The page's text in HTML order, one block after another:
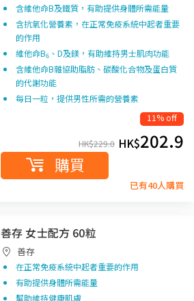
含維他命B及鐵質，有助提供身體所需能量
含抗氧化營養素，在正常免疫系統中起者重要
的作用
維他命B6 、D及鎂，有助維持男士肌肉功能
含維他命B雜協助脂肪、碳酸化合物及蛋白質
的代謝功能
每日一粒，提供男性所需的營養素
11% off
HK$229.0 HK$202.9
購買
已有40人購買
善存 女士配方 60粒
善存
在正常免疫系統中起者重要的作用
有助提供身體所需能量
幫助維持健康肌膚